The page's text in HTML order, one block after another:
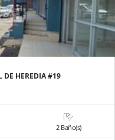
DE HEREDIA #19
2 Baño(s)